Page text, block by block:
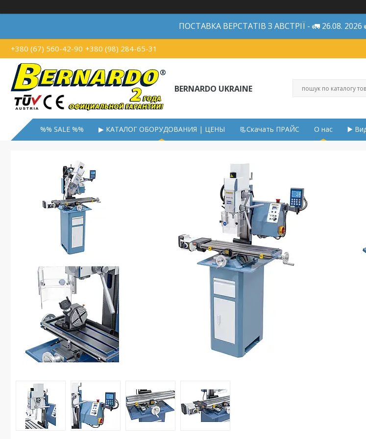
ПОСТАВКА ВЕРСТАТІВ З АВСТРІЇ - 🚛 26.08. 2026
+380 (67) 560-42-90 +380 (98) 284-65-31
BERNARDO UKRAINE
%% SALE %% ▶ КАТАЛОГ ОБОРУДОВАНИЯ | ЦЕНЫ 📃Скачать ПРАЙС О нас ▶️